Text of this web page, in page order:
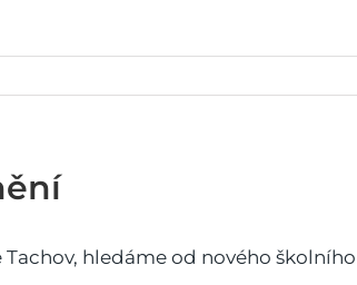
hledáme od nového